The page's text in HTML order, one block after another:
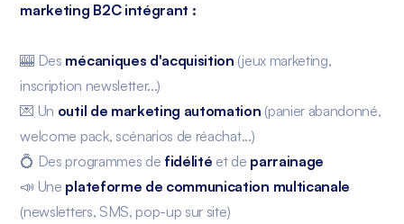
marketing B2C intégrant :
🎰 Des mécaniques d'acquisition (jeux marketing,
inscription newsletter...)
💌 Un outil de marketing automation (panier abandonné,
welcome pack, scénarios de réachat...)
💍 Des programmes de fidélité et de parrainage
📣 Une plateforme de communication multicanale
(newsletters, SMS, pop-up sur site)